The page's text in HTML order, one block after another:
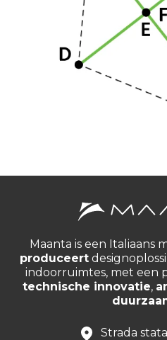
Maanta is een Italiaans
produceert
indoorruimtes, met een
technische innovatie,
Strada